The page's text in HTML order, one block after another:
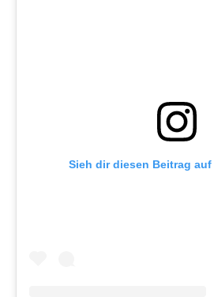
Sieh dir diesen Beitrag auf